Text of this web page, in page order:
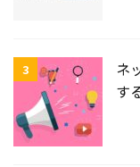
3
ネ
す